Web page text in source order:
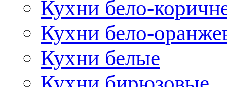
Кухни бело-
Кухни бело-
Кухни белые